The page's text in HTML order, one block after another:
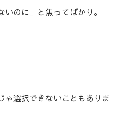
いのに」と焦ってばかり。
ゃ選択できないこともありま